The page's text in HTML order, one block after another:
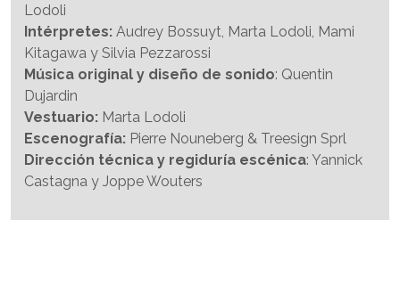
Lodoli
Intérpretes: Audrey Bossuyt, Marta Lodoli, Mami
Kitagawa y Silvia Pezzarossi
Música original y diseño de sonido: Quentin
Dujardin
Vestuario: Marta Lodoli
Escenografía: Pierre Nouneberg & Treesign Sprl
Dirección técnica y regiduría escénica: Yannick
Castagna y Joppe Wouters